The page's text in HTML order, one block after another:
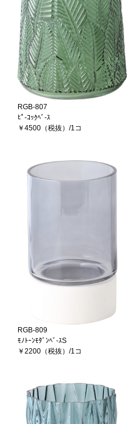
RGB-807
ﾋﾟ-ｺｯｸﾍﾞ-ｽ
￥4500（税抜）/1コ
RGB-809
ﾓﾉﾄｰﾝﾓﾀﾞﾝﾍﾞ-ｽS
￥2200（税抜）/1コ